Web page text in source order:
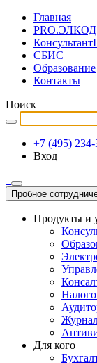
Главная
PRO.ЭЛКОД
СБИС
Образование
Контакты
Поиск
+7 (495) 234-
Вход
Пробное
Продукты и
Для кого